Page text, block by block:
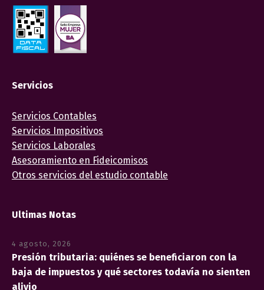
Servicios
Servicios Contables
Servicios Impositivos
Servicios Laborales
Asesoramiento en Fideicomisos
Otros servicios del estudio contable
Ultimas Notas
4 agosto, 2026
Presión tributaria: quiénes se beneficiaron con la
baja de impuestos y qué sectores todavía no sienten
alivio